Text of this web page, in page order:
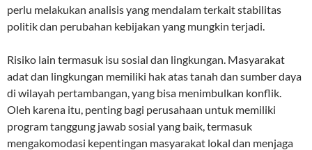
perlu melakukan analisis yang mendalam terkait stabilitas
politik dan perubahan kebijakan yang mungkin terjadi.
Risiko lain termasuk isu sosial dan lingkungan. Masyarakat
adat dan lingkungan memiliki hak atas tanah dan sumber daya
di wilayah pertambangan, yang bisa menimbulkan konflik.
Oleh karena itu, penting bagi perusahaan untuk memiliki
program tanggung jawab sosial yang baik, termasuk
mengakomodasi kepentingan masyarakat lokal dan menjaga